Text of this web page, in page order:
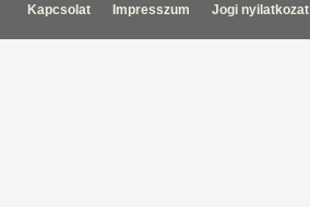
Kapcsolat Impresszum Jogi nyilatkozat